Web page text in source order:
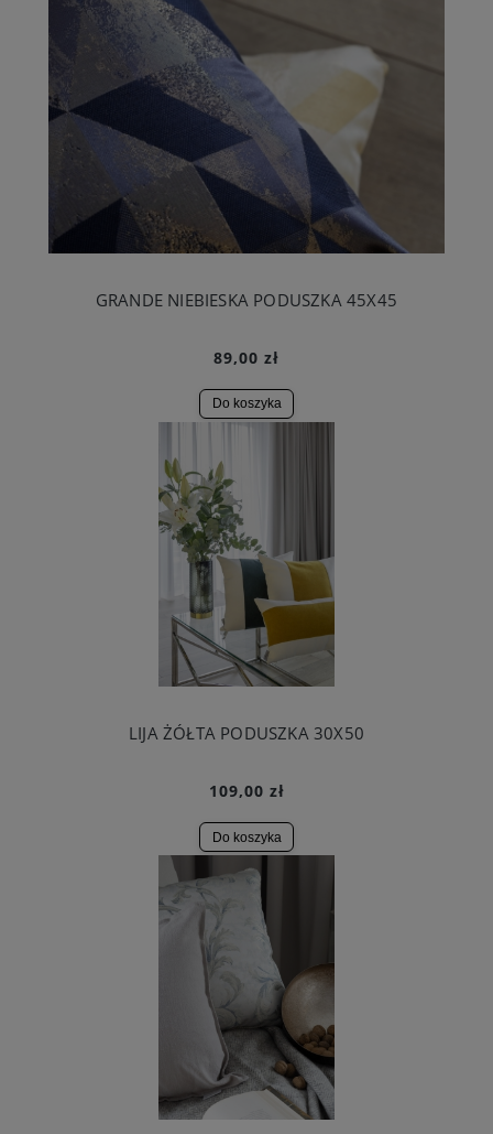
GRANDE NIEBIESKA PODUSZKA 45X45
89,00 zł
Do koszyka
LIJA ŻÓŁTA PODUSZKA 30X50
109,00 zł
Do koszyka